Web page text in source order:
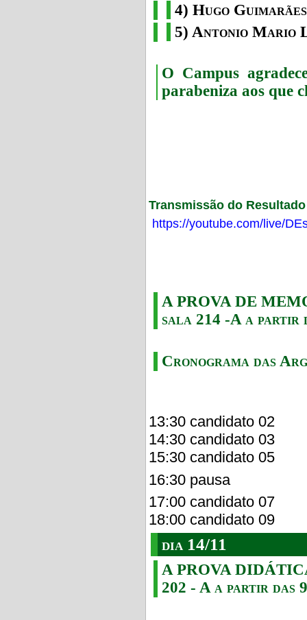
4) Hugo
5) Antonio Mario
O Campus
parabeniza aos que
Transmissão do
https://youtube.com/live/
A PROVA DE
sala 214 -A a partir
Cronograma das
13:30 candidato 02
14:30 candidato 03
15:30 candidato 05
16:30 pausa
17:00 candidato 07
18:00 candidato 09
dia 14/11
A PROVA
202 - A a partir das